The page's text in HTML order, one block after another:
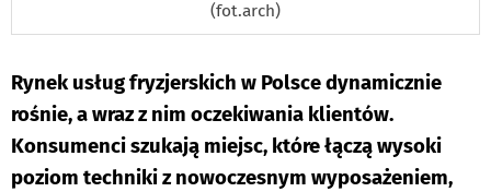
(fot.arch)
Rynek usług fryzjerskich w Polsce dynamicznie
rośnie, a wraz z nim oczekiwania klientów.
Konsumenci szukają miejsc, które łączą wysoki
poziom techniki z nowoczesnym wyposażeniem,